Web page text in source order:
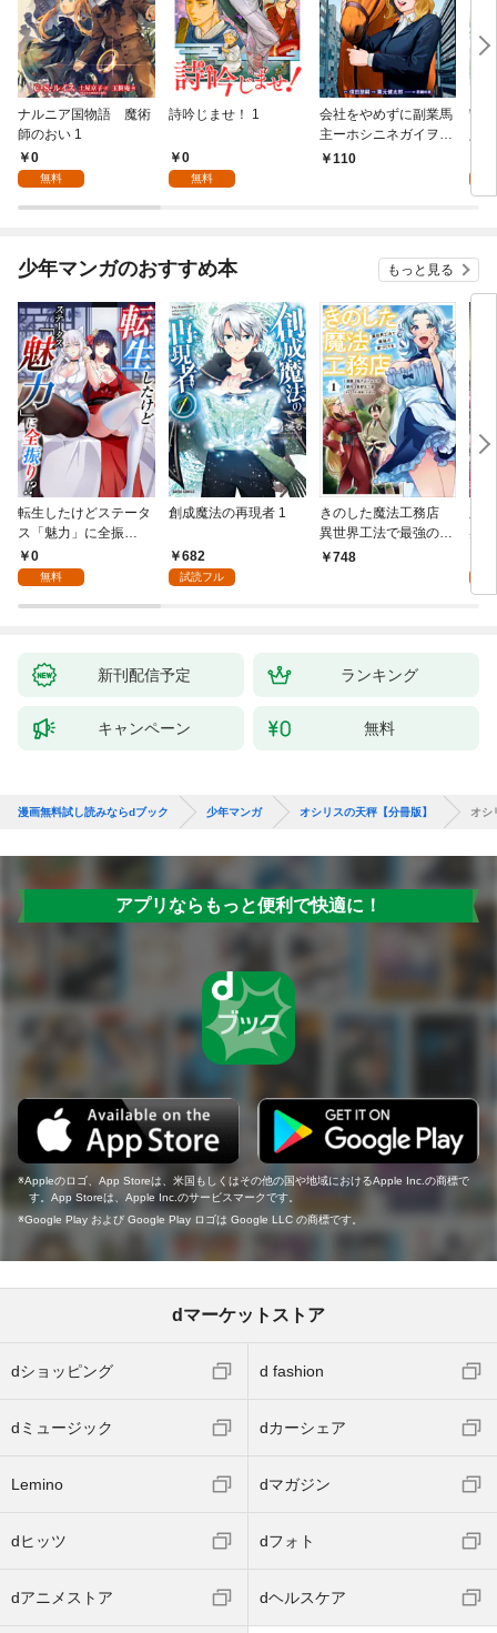
ナルニア国物語 魔術
師のおい 1
0
無料
詩吟じませ！ 1
0
無料
会社をやめずに副業馬
主ーホシニネガイヲ
ー 1
110
守
少年マンガのおすすめ本 もっと見る
転生したけどステータ
ス「魅力」に全振
り！？(1)
0
無料
創成魔法の再現者 1
682
試読フル
きのした魔法工務店
異世界工法で最強の家
づくりを（コミック）
748
兆
る
新刊配信予定 ランキング
キャンペーン 無料
漫画無料試し読みならdブック 少年マンガ オシリスの天秤【分冊版】 オシ
アプリならもっと便利で快適に！
Appleのロゴ、App Storeは、米国もしくはその他の国や地域におけるApple Inc.の商標で
す。App Storeは、Apple Inc.のサービスマークです。
Google Play および Google Play ロゴは Google LLC の商標です。
dマーケットストア
dショッピング d fashion
dミュージック dカーシェア
Lemino dマガジン
dヒッツ dフォト
dアニメストア dヘルスケア